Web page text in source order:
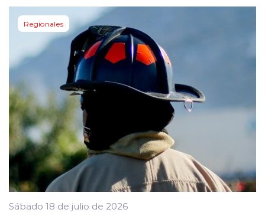
Regionales
Sábado 18 de julio de 2026